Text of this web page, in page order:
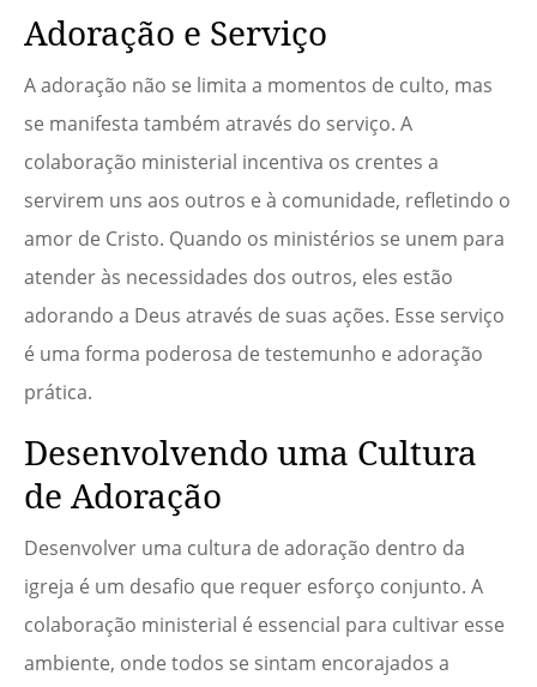
Adoração e Serviço
A adoração não se limita a momentos de culto, mas
se manifesta também através do serviço. A
colaboração ministerial incentiva os crentes a
servirem uns aos outros e à comunidade, refletindo o
amor de Cristo. Quando os ministérios se unem para
atender às necessidades dos outros, eles estão
adorando a Deus através de suas ações. Esse serviço
é uma forma poderosa de testemunho e adoração
prática.
Desenvolvendo uma Cultura
de Adoração
Desenvolver uma cultura de adoração dentro da
igreja é um desafio que requer esforço conjunto. A
colaboração ministerial é essencial para cultivar esse
ambiente, onde todos se sintam encorajados a